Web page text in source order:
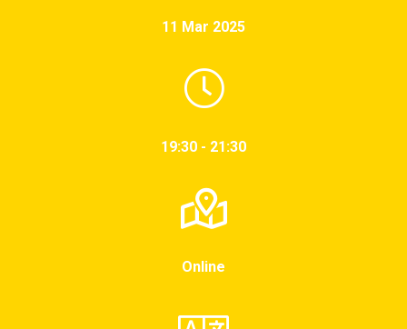
11 Mar 2025
19:30 - 21:30
Online